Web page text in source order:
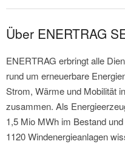
Über ENERTRAG
ENERTRAG erbringt alle
rund um erneuerbare
Strom, Wärme und Mobilität
zusammen. Als
1,5 Mio MWh im Bestand
1120 Windenergieanlagen